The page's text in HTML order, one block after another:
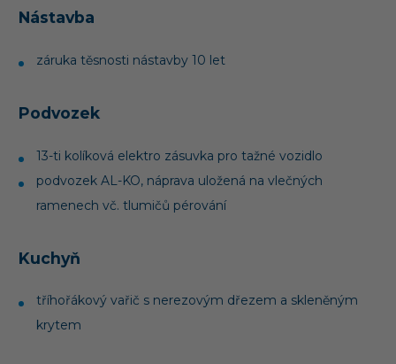
Nástavba
záruka těsnosti nástavby 10 let
Podvozek
13-ti kolíková elektro zásuvka pro tažné vozidlo
podvozek AL-KO, náprava uložená na vlečných
ramenech vč. tlumičů pérování
Kuchyň
tříhořákový vařič s nerezovým dřezem a skleněným
krytem